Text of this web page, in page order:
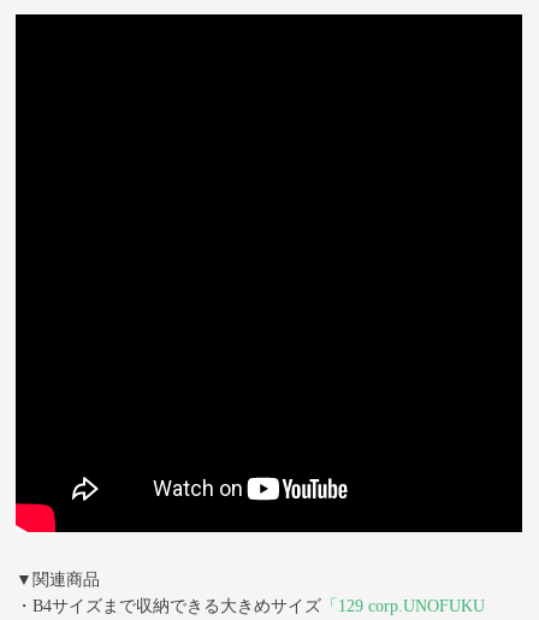
▼関連商品
・B4サイズまで収納できる大きめサイズ 「129 corp.UNOFUKU